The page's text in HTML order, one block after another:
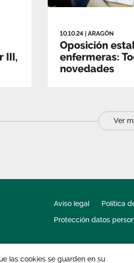
III,
10.10.24 ARAGÓN
Oposición
enfermeras:
novedades
Ver
Aviso legal Política
Protección datos
las cookies se guarden en su